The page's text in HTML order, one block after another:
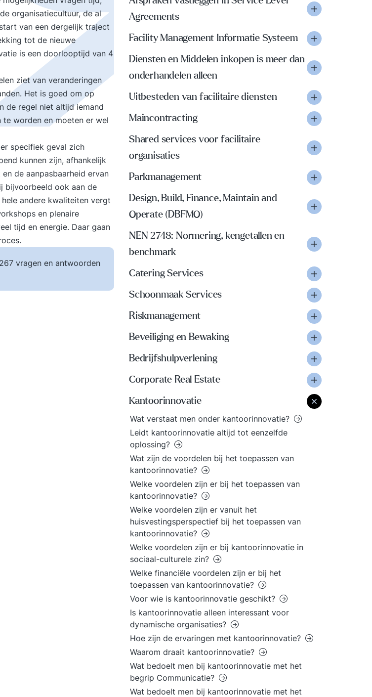
organisatiecultuur, de al
van een dergelijk traject
tot de nieuwe
is een doorlooptijd van 4
ziet van veranderingen
Het is goed om op
de regel niet altijd iemand
worden en moeten er wel
specifiek geval zich
kunnen zijn, afhankelijk
de aanpasbaarheid ervan
bijvoorbeeld ook aan de
andere kwaliteiten vergt
en plenaire
tijd en energie. Daar gaan
vragen en antwoorden
Agreements
Facility Management Informatie Systeem
Diensten en Middelen inkopen is meer dan
onderhandelen alleen
Uitbesteden van facilitaire diensten
Maincontracting
Shared services voor facilitaire
organisaties
Parkmanagement
Design, Build, Finance, Maintain and
Operate (DBFMO)
NEN 2748: Normering, kengetallen en
benchmark
Catering Services
Schoonmaak Services
Riskmanagement
Beveiliging en Bewaking
Bedrijfshulpverlening
Corporate Real Estate
Kantoorinnovatie
Wat verstaat men onder kantoorinnovatie?
Leidt kantoorinnovatie altijd tot eenzelfde
oplossing?
Wat zijn de voordelen bij het toepassen van
kantoorinnovatie?
Welke voordelen zijn er bij het toepassen van
kantoorinnovatie?
Welke voordelen zijn er vanuit het
huisvestingsperspectief bij het toepassen van
kantoorinnovatie?
Welke voordelen zijn er bij kantoorinnovatie in
sociaal-culturele zin?
Welke financiële voordelen zijn er bij het
toepassen van kantoorinnovatie?
Voor wie is kantoorinnovatie geschikt?
Is kantoorinnovatie alleen interessant voor
dynamische organisaties?
Hoe zijn de ervaringen met kantoorinnovatie?
Waarom draait kantoorinnovatie?
Wat bedoelt men bij kantoorinnovatie met het
begrip Communicatie?
Wat bedoelt men bij kantoorinnovatie met het